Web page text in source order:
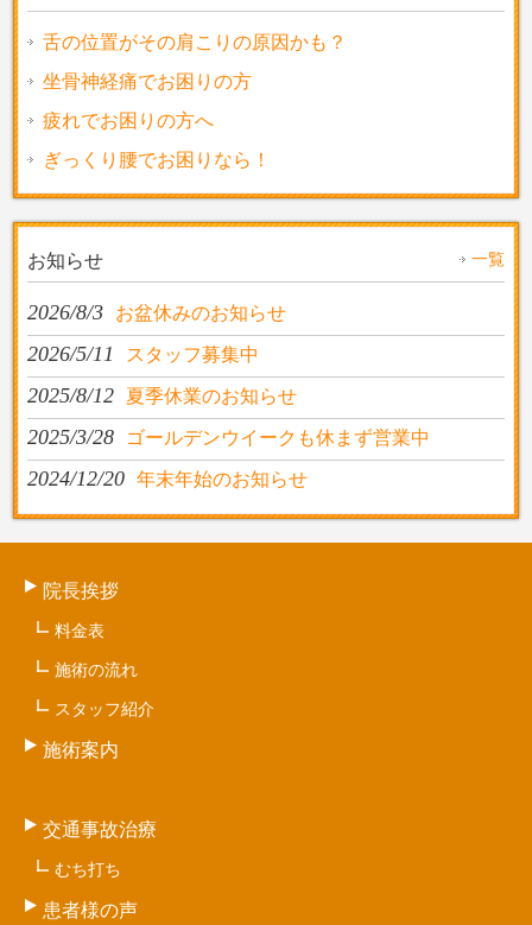
舌の位置がその肩こりの原因かも？
坐骨神経痛でお困りの方
疲れでお困りの方へ
ぎっくり腰でお困りなら！
お知らせ 一覧
2026/8/3 お盆休みのお知らせ
2026/5/11 スタッフ募集中
2025/8/12 夏季休業のお知らせ
2025/3/28 ゴールデンウイークも休まず営業中
2024/12/20 年末年始のお知らせ
院長挨拶
料金表
施術の流れ
スタッフ紹介
施術案内
交通事故治療
むち打ち
患者様の声